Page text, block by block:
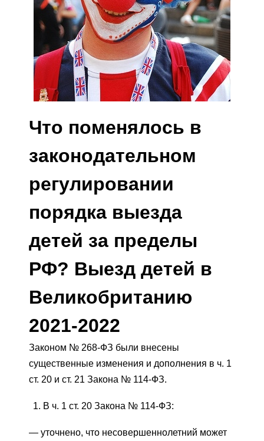
Что поменялось в
законодательном
регулировании
порядка выезда
детей за пределы
РФ? Выезд детей в
Великобританию
2021-2022
Законом № 268-ФЗ были внесены
существенные изменения и дополнения в ч. 1
ст. 20 и ст. 21 Закона № 114-ФЗ.
В ч. 1 ст. 20 Закона № 114-ФЗ:
— уточнено, что несовершеннолетний может